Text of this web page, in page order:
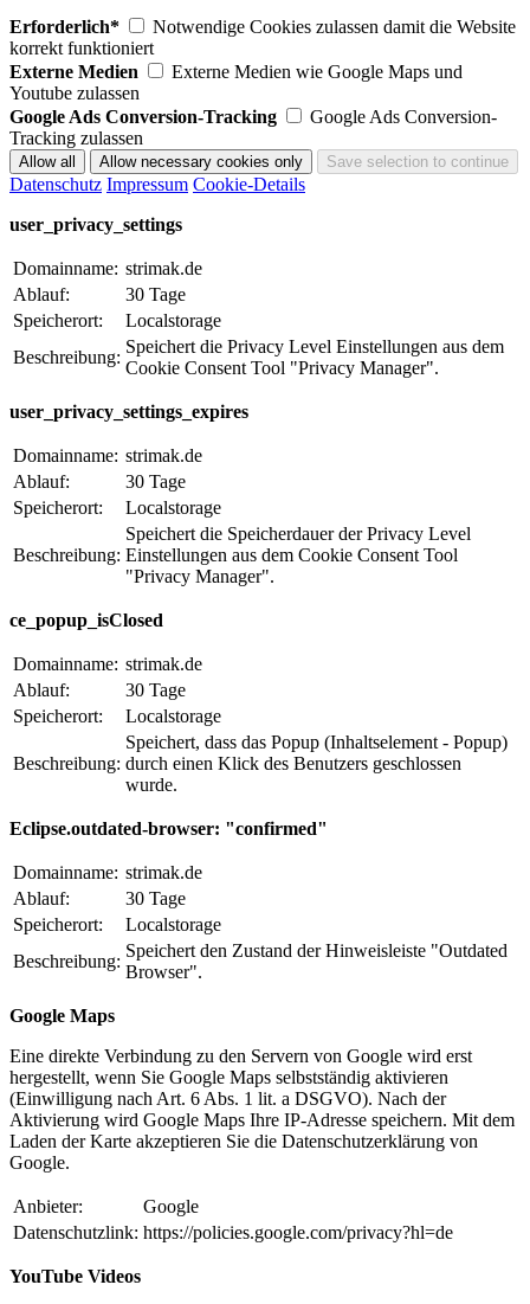
Erforderlich*
Notwendige Cookies zulassen damit die Website
korrekt funktioniert
Externe Medien
Externe Medien wie Google Maps und
Youtube zulassen
Google Ads Conversion-Tracking
Google Ads Conversion-
Tracking zulassen
Datenschutz Impressum Cookie-Details
user_privacy_settings
Domainname: strimak.de
Ablauf:
30 Tage
Speicherort:
Localstorage
Beschreibung:
Speichert die Privacy Level Einstellungen aus dem
Cookie Consent Tool "Privacy Manager".
user_privacy_settings_expires
Domainname: strimak.de
Ablauf:
30 Tage
Speicherort:
Localstorage
Beschreibung:
Speichert die Speicherdauer der Privacy Level
Einstellungen aus dem Cookie Consent Tool
"Privacy Manager".
ce_popup_isClosed
Domainname: strimak.de
Ablauf:
30 Tage
Speicherort:
Localstorage
Beschreibung:
Speichert, dass das Popup (Inhaltselement - Popup)
durch einen Klick des Benutzers geschlossen
wurde.
Eclipse.outdated-browser: "confirmed"
Domainname: strimak.de
Ablauf:
30 Tage
Speicherort:
Localstorage
Beschreibung:
Speichert den Zustand der Hinweisleiste "Outdated
Browser".
Google Maps
Eine direkte Verbindung zu den Servern von Google wird erst
hergestellt, wenn Sie Google Maps selbstständig aktivieren
(Einwilligung nach Art. 6 Abs. 1 lit. a DSGVO). Nach der
Aktivierung wird Google Maps Ihre IP-Adresse speichern. Mit dem
Laden der Karte akzeptieren Sie die Datenschutzerklärung von
Google.
Anbieter:
Google
Datenschutzlink: https://policies.google.com/privacy?hl=de
YouTube Videos